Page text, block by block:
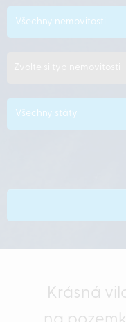
Všechny nemovitosti
Všechny státy
Krásná